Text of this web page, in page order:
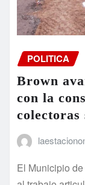
POLITICA
Brown
con la
colectoras
El Municipio de
al trabajo
Buenos Aires…